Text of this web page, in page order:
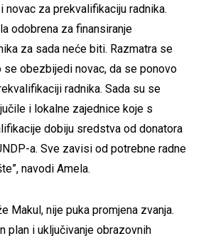
za prekvalifikaciju radnika.
odobrena za finansiranje
za sada neće biti. Razmatra se
se obezbijedi novac, da se ponovo
radnika. Sada su se
i lokalne zajednice koje s
dobiju sredstva od donatora
a. Sve zavisi od potrebne radne
navodi Amela.
Makul, nije puka promjena zvanja.
plan i uključivanje obrazovnih